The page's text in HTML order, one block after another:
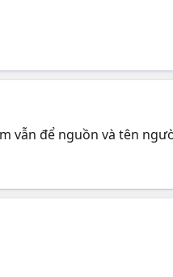
vẫn để nguồn và tên